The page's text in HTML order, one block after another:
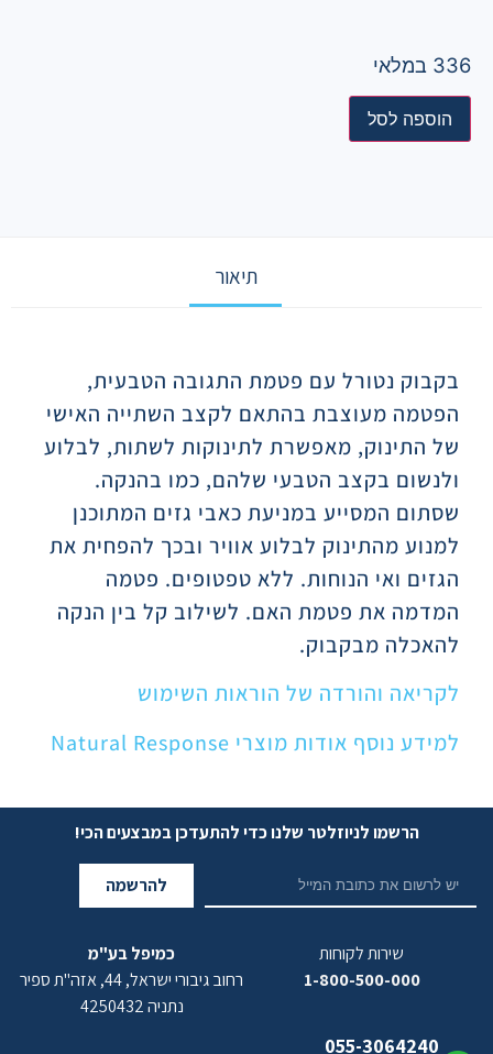
336 במלאי
הוספה לסל
תיאור
בקבוק נטורל עם פטמת התגובה הטבעית,
הפטמה מעוצבת בהתאם לקצב השתייה האישי
של התינוק, מאפשרת לתינוקות לשתות, לבלוע
ולנשום בקצב הטבעי שלהם, כמו בהנקה.
שסתום המסייע במניעת כאבי גזים המתוכנן
למנוע מהתינוק לבלוע אוויר ובכך להפחית את
הגזים ואי הנוחות. ללא טפטופים. פטמה
המדמה את פטמת האם. לשילוב קל בין הנקה
להאכלה מבקבוק.
לקריאה והורדה של הוראות השימוש
למידע נוסף אודות מוצרי Natural Response
הרשמו לניוזלטר שלנו כדי להתעדכן במבצעים הכי!
להרשמה
שירות לקוחות
1-800-500-000
055-3064240
כמיפל בע"מ
רחוב גיבורי ישראל, 44, אזה"ת ספיר
נתניה 4250432